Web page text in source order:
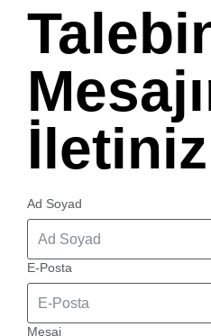
Ad Soyad
E-Posta
Mesaj